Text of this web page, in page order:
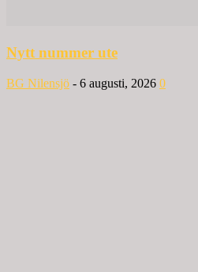
Nytt nummer ute
BG Nilensjö - 6 augusti, 2026 0